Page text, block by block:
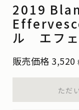
2019
ル エフェ
販売価格 3,520
ただ